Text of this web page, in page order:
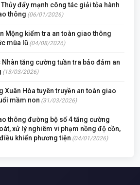
Thủy đẩy mạnh công tác giải tỏa hành
thông (06/01/2026)
Mộng kiểm tra an toàn giao thông
mùa lũ (04/08/2026)
Nhàn tăng cường tuần tra bảo đảm an
(13/03/2026)
Xuân Hòa tuyên truyền an toàn giao
mầm non (31/03/2026)
thông đường bộ số 4 tăng cường
xử lý nghiêm vi phạm nồng độ cồn,
khiển phương tiện (04/01/2026)